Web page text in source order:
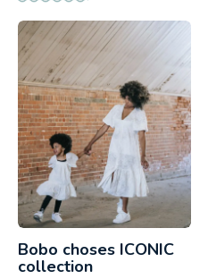
Bobo choses ICONIC
collection